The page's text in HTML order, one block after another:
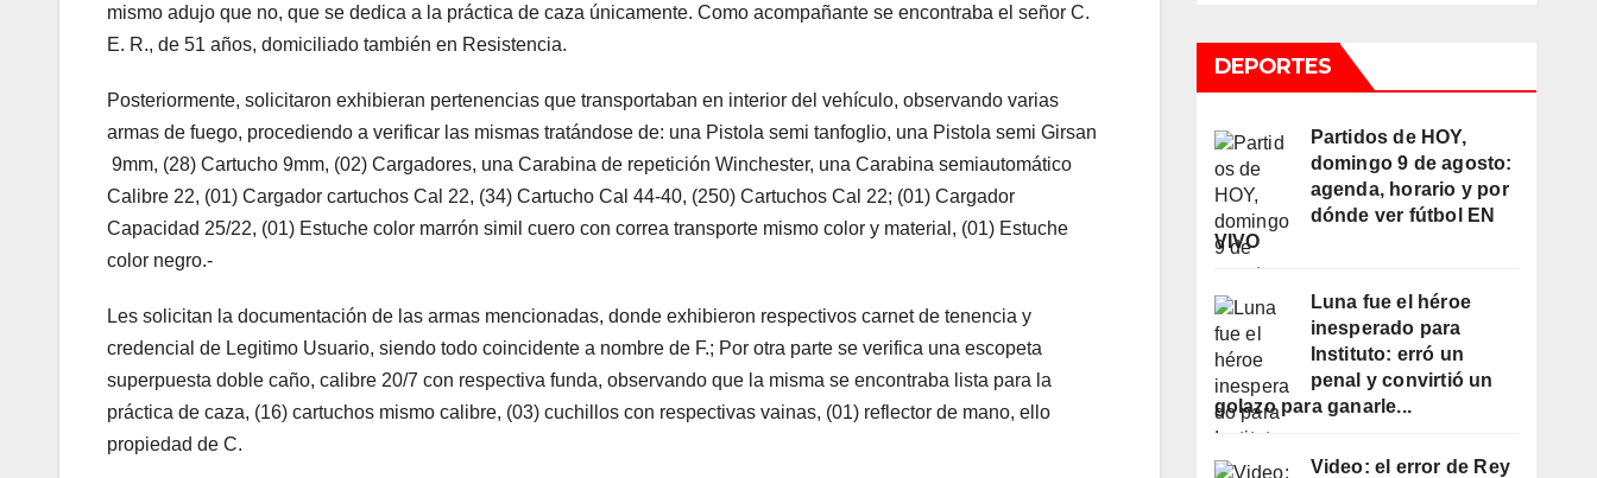
mismo adujo que no, que se dedica a la práctica de caza únicamente. Como acompañante se encontraba el señor C.
E. R., de 51 años, domiciliado también en Resistencia.
Posteriormente, solicitaron exhibieran pertenencias que transportaban en interior del vehículo, observando varias
armas de fuego, procediendo a verificar las mismas tratándose de: una Pistola semi tanfoglio, una Pistola semi Girsan
9mm, (28) Cartucho 9mm, (02) Cargadores, una Carabina de repetición Winchester, una Carabina semiautomático
Calibre 22, (01) Cargador cartuchos Cal 22, (34) Cartucho Cal 44-40, (250) Cartuchos Cal 22; (01) Cargador
Capacidad 25/22, (01) Estuche color marrón simil cuero con correa transporte mismo color y material, (01) Estuche
color negro.-
Les solicitan la documentación de las armas mencionadas, donde exhibieron respectivos carnet de tenencia y
credencial de Legitimo Usuario, siendo todo coincidente a nombre de F.; Por otra parte se verifica una escopeta
superpuesta doble caño, calibre 20/7 con respectiva funda, observando que la misma se encontraba lista para la
práctica de caza, (16) cartuchos mismo calibre, (03) cuchillos con respectivas vainas, (01) reflector de mano, ello
propiedad de C.
DEPORTES
Partidos de HOY,
domingo 9 de agosto:
agenda, horario y por
dónde ver fútbol EN
VIVO
Luna fue el héroe
inesperado para
Instituto: erró un
penal y convirtió un
golazo para ganarle...
Video: el error de Rey